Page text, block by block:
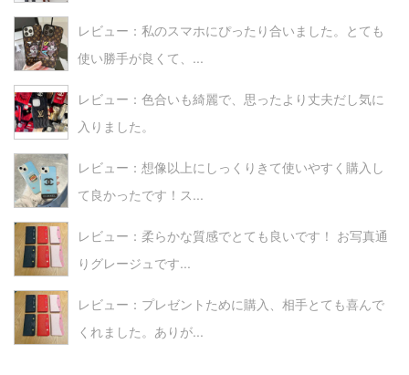
レビュー：私のスマホにぴったり合いました。とても
使い勝手が良くて、...
レビュー：色合いも綺麗で、思ったより丈夫だし気に
入りました。
レビュー：想像以上にしっくりきて使いやすく購入し
て良かったです！ス...
レビュー：柔らかな質感でとても良いです！ お写真通
りグレージュです...
レビュー：プレゼントために購入、相手とても喜んで
くれました。ありが...